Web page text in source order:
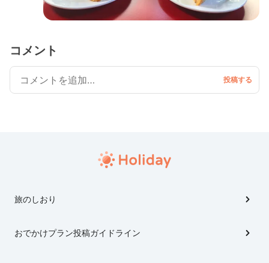
コメント
旅のしおり
おでかけプラン投稿ガイドライン